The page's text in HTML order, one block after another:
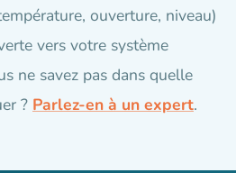
ouverture, niveau)
vers votre système
ne savez pas dans quelle
? Parlez-en à un expert.